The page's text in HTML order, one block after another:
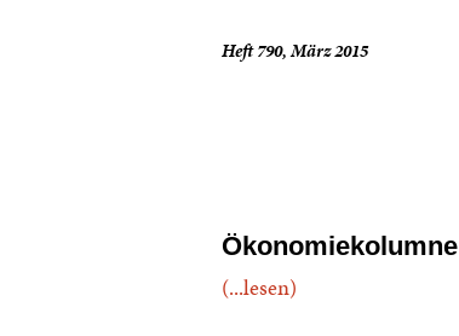
Heft 790, März 2015
Ökonomiekolumne
(...lesen)